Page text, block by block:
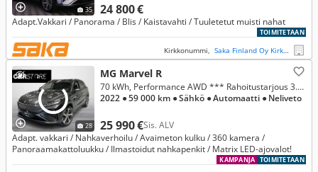
35 24 800 €
Adapt.Vakkari / Panorama / Blis / Kaistavahti / Tuuletetut muisti nahat
TOIMITETAAN
Kirkkonummi, Saka Finland Oy Kirkkonummi
28
MG Marvel R
25 990 €Sis. ALV
70 kWh, Performance AWD *** Rahoitustarjous 3.99% (+kulut)
2022 ● 59 000 km ● Sähkö ● Automaatti ● Neliveto
Adapt. vakkari / Nahkaverhoilu / Avaimeton kulku / 360 kamera /
Panoraamakattoluukku / Ilmastoidut nahkapenkit / Matrix LED-ajovalot!
TOIMITETAAN
KAMPANJA